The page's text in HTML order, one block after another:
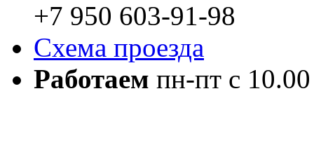
+7 950 603-91-98
Схема проезда
Работаем пн-пт с